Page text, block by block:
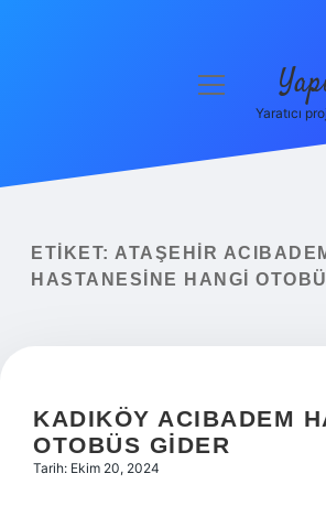
Yasal Uyarı
menüyü
Yaratıcı
ETIKET: ATAŞEHIR
HASTANESINE HANGI
KADIKÖY ACIBADEM
OTOBÜS GIDER
Tarih: Ekim 20, 2024